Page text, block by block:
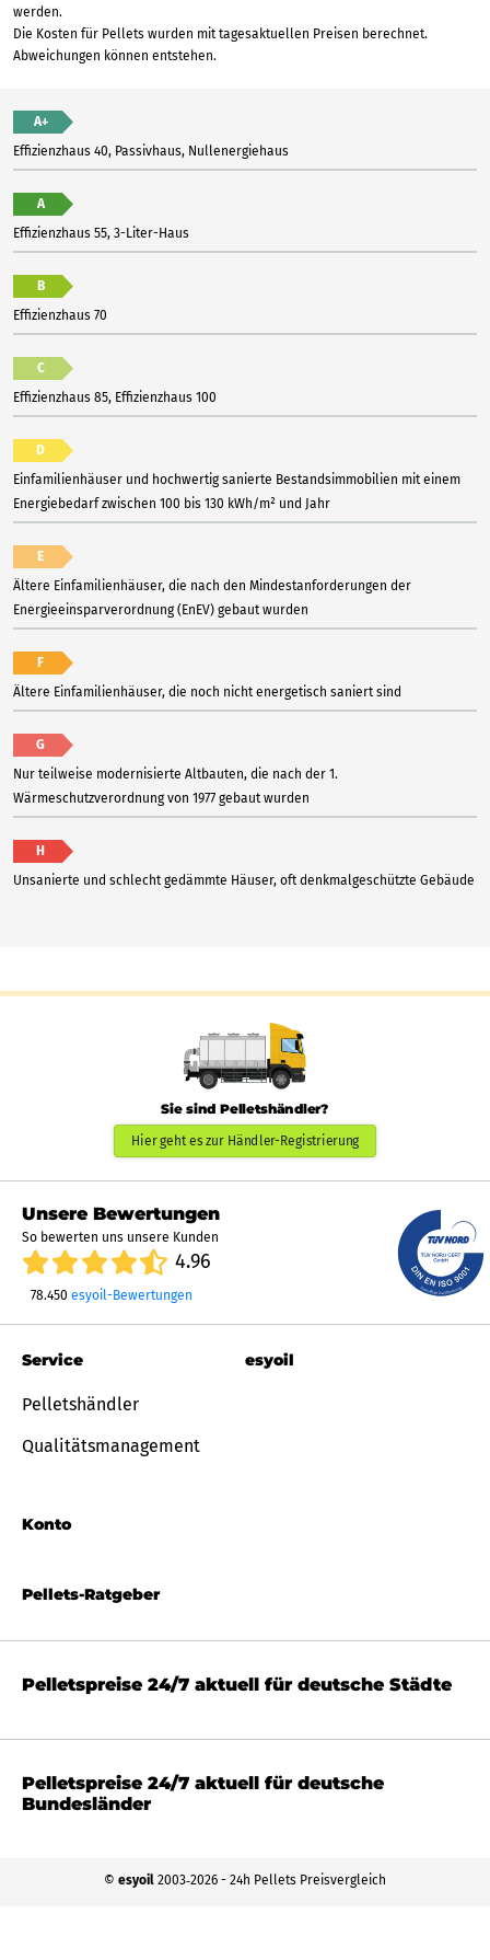
werden.
Die Kosten für Pellets wurden mit tagesaktuellen Preisen berechnet.
Abweichungen können entstehen.
A+
Effizienzhaus 40, Passivhaus, Nullenergiehaus
A
Effizienzhaus 55, 3-Liter-Haus
B
Effizienzhaus 70
C
Effizienzhaus 85, Effizienzhaus 100
D
Einfamilienhäuser und hochwertig sanierte Bestandsimmobilien mit einem
Energiebedarf zwischen 100 bis 130 kWh/m² und Jahr
E
Ältere Einfamilienhäuser, die nach den Mindestanforderungen der
Energieeinsparverordnung (EnEV) gebaut wurden
F
Ältere Einfamilienhäuser, die noch nicht energetisch saniert sind
G
Nur teilweise modernisierte Altbauten, die nach der 1.
Wärmeschutzverordnung von 1977 gebaut wurden
H
Unsanierte und schlecht gedämmte Häuser, oft denkmalgeschützte Gebäude
Sie sind Pelletshändler?
Hier geht es zur Händler-Registrierung
Unsere Bewertungen
So bewerten uns unsere Kunden
4.96
78.450 esyoil-Bewertungen
Pellets-Ratgeber
Service
Pelletshändler
Qualitätsmanagement
Konto
esyoil
Pelletspreise 24/7 aktuell für deutsche Städte
Pelletspreise 24/7 aktuell für deutsche
Bundesländer
© esyoil 2003‐2026 - 24h Pellets Preisvergleich